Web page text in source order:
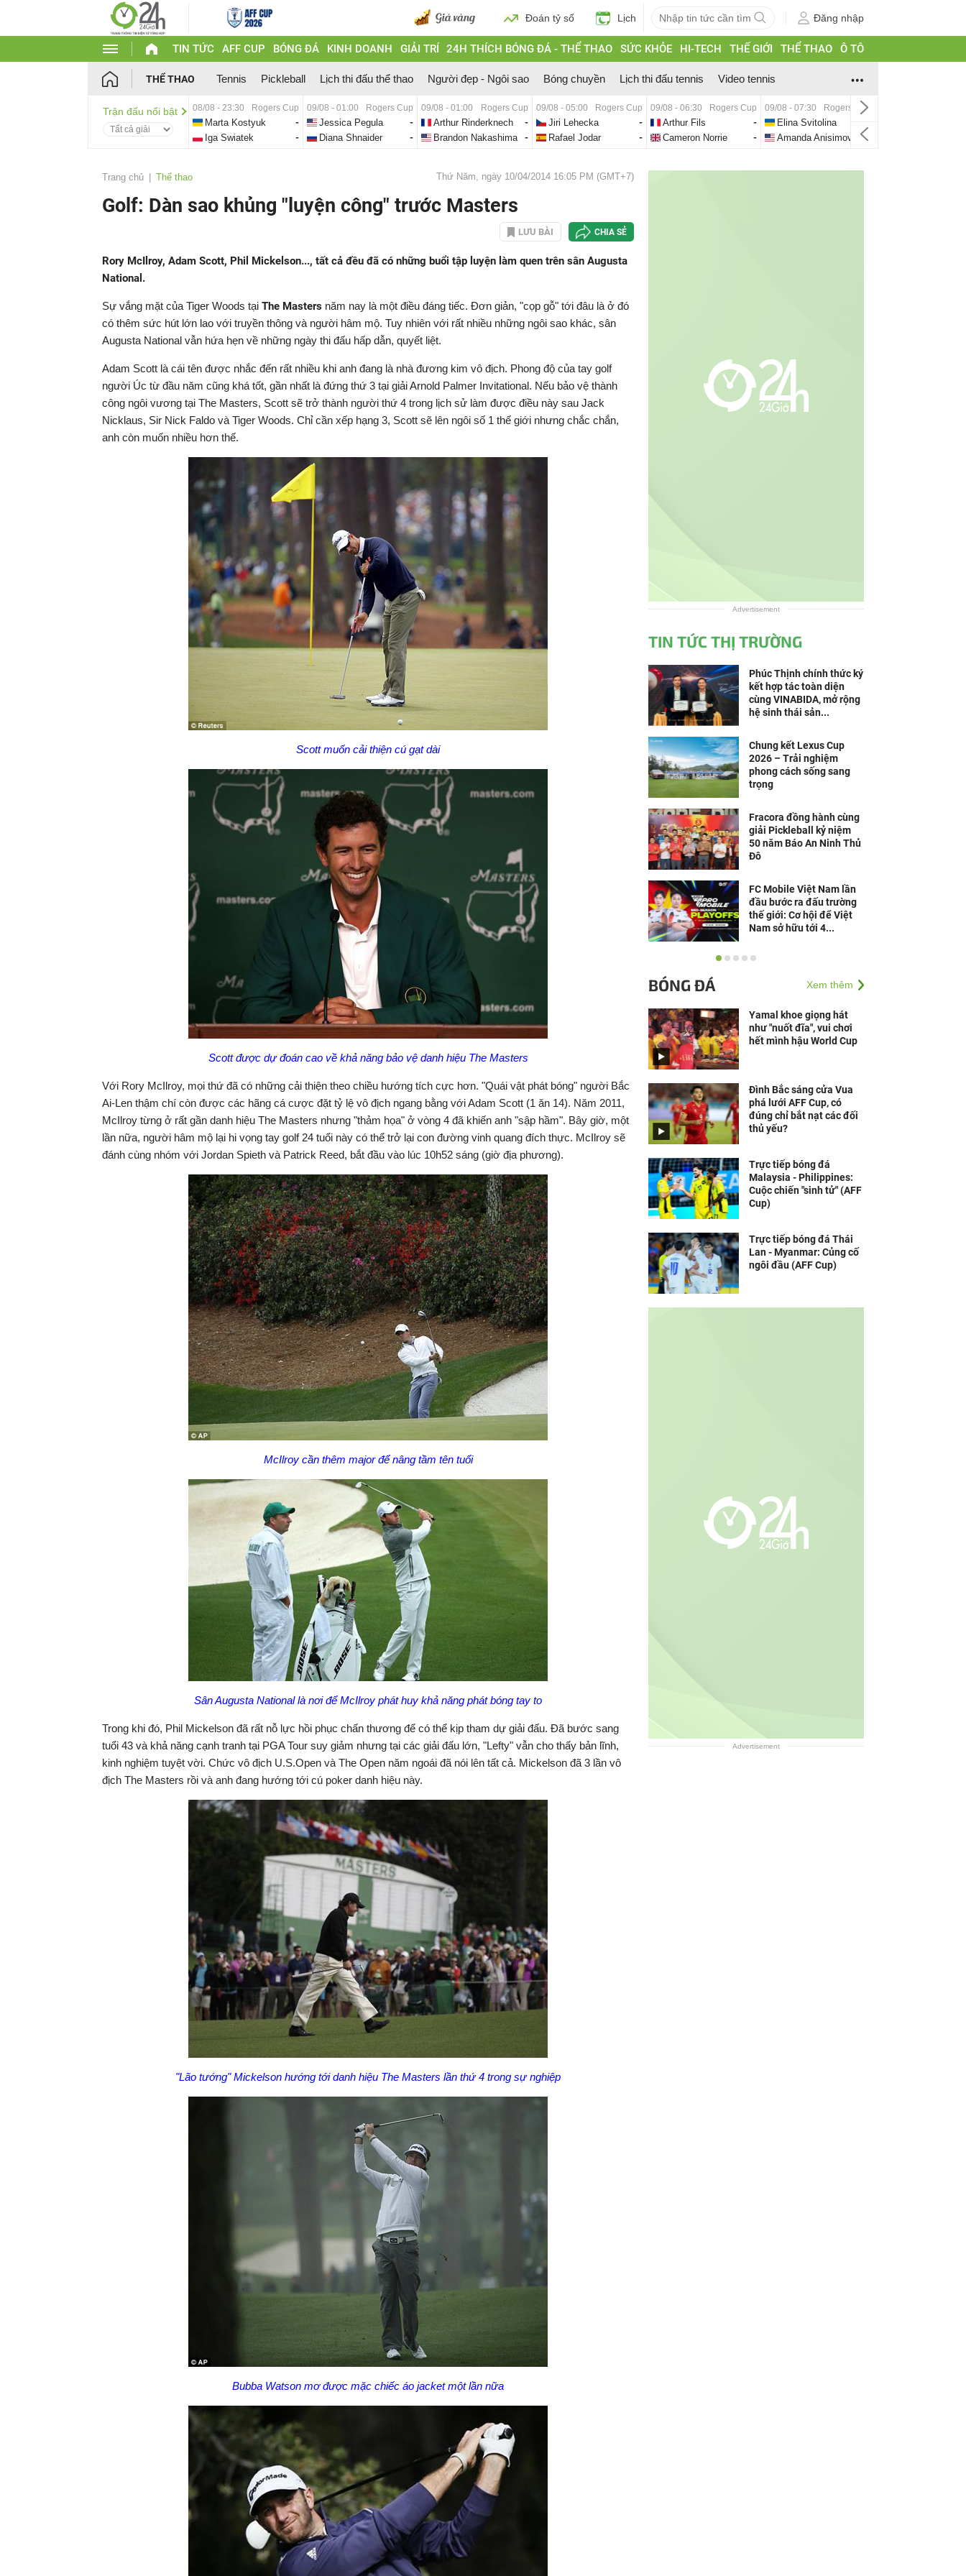
Đoán tỷ số Lịch Đăng nhập
TIN TỨC AFF CUP BÓNG ĐÁ KINH DOANH GIẢI TRÍ 24H THÍCH BÓNG ĐÁ - THỂ THAO SỨC KHỎE HI-TECH THẾ GIỚI THỂ THAO Ô TÔ
THỂ THAO Tennis Pickleball Lịch thi đấu thể thao Người đẹp - Ngôi sao Bóng chuyền Lịch thi đấu tennis Video tennis
Trận đấu nổi bật 08/08 - 23:30 Rogers Cup
Marta Kostyuk
-
Iga Swiatek
-
09/08 - 01:00 Rogers Cup
Jessica Pegula
-
Diana Shnaider
-
09/08 - 01:00 Rogers Cup
Arthur Rinderknech
-
Brandon Nakashima
-
09/08 - 05:00 Rogers Cup
Jiri Lehecka
-
Rafael Jodar
-
09/08 - 06:30 Rogers Cup
Arthur Fils
-
Cameron Norrie
-
09/08 - 07:30 Rogers Cup
Elina Svitolina
Amanda Anisimova
-
Trang chủ Thể thao Thứ Năm, ngày 10/04/2014 16:05 PM (GMT+7)
Golf: Dàn sao khủng "luyện công" trước Masters
LƯU BÀI CHIA SẺ
Rory McIlroy, Adam Scott, Phil Mickelson..., tất cả đều đã có những buổi tập luyện làm quen trên sân Augusta
National.
Sự vắng mặt của Tiger Woods tại The Masters năm nay là một điều đáng tiếc. Đơn giản, "cọp gỗ" tới đâu là ở đó
có thêm sức hút lớn lao với truyền thông và người hâm mộ. Tuy nhiên với rất nhiều những ngôi sao khác, sân
Augusta National vẫn hứa hẹn về những ngày thi đấu hấp dẫn, quyết liệt.
Adam Scott là cái tên được nhắc đến rất nhiều khi anh đang là nhà đương kim vô địch. Phong độ của tay golf
người Úc từ đầu năm cũng khá tốt, gần nhất là đứng thứ 3 tại giải Arnold Palmer Invitational. Nếu bảo vệ thành
công ngôi vương tại The Masters, Scott sẽ trở thành người thứ 4 trong lịch sử làm được điều này sau Jack
Nicklaus, Sir Nick Faldo và Tiger Woods. Chỉ cần xếp hạng 3, Scott sẽ lên ngôi số 1 thế giới nhưng chắc chắn,
anh còn muốn nhiều hơn thế.
Scott muốn cải thiện cú gạt dài
Scott được dự đoán cao về khả năng bảo vệ danh hiệu The Masters
Với Rory McIlroy, mọi thứ đã có những cải thiện theo chiều hướng tích cực hơn. "Quái vật phát bóng" người Bắc
Ai-Len thậm chí còn được các hãng cá cược đặt tỷ lệ vô địch ngang bằng với Adam Scott (1 ăn 14). Năm 2011,
McIlroy từng ở rất gần danh hiệu The Masters nhưng "thảm họa" ở vòng 4 đã khiến anh "sập hầm". Bây giờ, một
lần nữa, người hâm mộ lại hi vọng tay golf 24 tuổi này có thể trở lại con đường vinh quang đích thực. McIlroy sẽ
đánh cùng nhóm với Jordan Spieth và Patrick Reed, bắt đầu vào lúc 10h52 sáng (giờ địa phương).
McIlroy cần thêm major để nâng tầm tên tuổi
Sân Augusta National là nơi để McIlroy phát huy khả năng phát bóng tay to
Trong khi đó, Phil Mickelson đã rất nỗ lực hồi phục chấn thương để có thể kịp tham dự giải đấu. Đã bước sang
tuổi 43 và khả năng cạnh tranh tại PGA Tour suy giảm nhưng tại các giải đấu lớn, "Lefty" vẫn cho thấy bản lĩnh,
kinh nghiệm tuyệt vời. Chức vô địch U.S.Open và The Open năm ngoái đã nói lên tất cả. Mickelson đã 3 lần vô
địch The Masters rồi và anh đang hướng tới cú poker danh hiệu này.
"Lão tướng" Mickelson hướng tới danh hiệu The Masters lần thứ 4 trong sự nghiệp
Bubba Watson mơ được mặc chiếc áo jacket một lần nữa
Advertisement
TIN TỨC THỊ TRƯỜNG
Phúc Thịnh chính thức ký
kết hợp tác toàn diện
cùng VINABIDA, mở rộng
hệ sinh thái sản...
Chung kết Lexus Cup
2026 – Trải nghiệm
phong cách sống sang
trọng
Fracora đồng hành cùng
giải Pickleball kỷ niệm
50 năm Báo An Ninh Thủ
Đô
FC Mobile Việt Nam lần
đầu bước ra đấu trường
thế giới: Cơ hội để Việt
Nam sở hữu tới 4...
Từ sân chơi toàn cầu đến
Bia Saigon đồng hành
BÓNG ĐÁ Xem thêm
Yamal khoe giọng hát
như "nuốt đĩa", vui chơi
hết mình hậu World Cup
Đình Bắc sáng cửa Vua
phá lưới AFF Cup, có
đúng chỉ bắt nạt các đối
thủ yếu?
Trực tiếp bóng đá
Malaysia - Philippines:
Cuộc chiến "sinh tử" (AFF
Cup)
Trực tiếp bóng đá Thái
Lan - Myanmar: Củng cố
ngôi đầu (AFF Cup)
Advertisement